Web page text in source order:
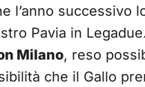
l’anno
Pavia in
Milano, reso
che il Gallo